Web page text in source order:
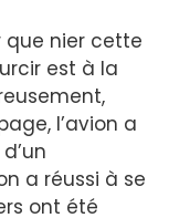
que nier cette
est à la
l’avion a
a réussi à se
ont été